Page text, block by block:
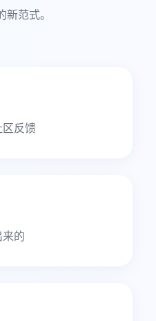
范式。
区反馈
的